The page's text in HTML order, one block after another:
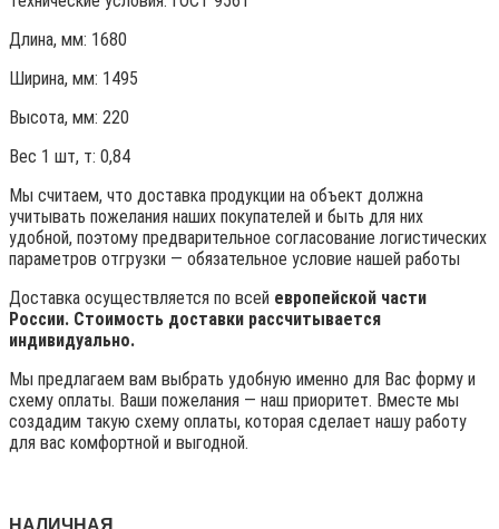
Длина, мм: 1680
Ширина, мм: 1495
Высота, мм: 220
Вес 1 шт, т: 0,84
Мы считаем, что доставка продукции на объект должна
учитывать пожелания наших покупателей и быть для них
удобной, поэтому предварительное согласование логистических
параметров отгрузки — обязательное условие нашей работы
Доставка осуществляется по всей европейской части
России. Стоимость доставки рассчитывается
индивидуально.
Мы предлагаем вам выбрать удобную именно для Вас форму и
схему оплаты. Ваши пожелания — наш приоритет. Вместе мы
создадим такую схему оплаты, которая сделает нашу работу
для вас комфортной и выгодной.